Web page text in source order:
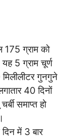
ग्राम को
5 ग्राम चूर्ण
गुनगुने
40 दिनों
समाप्त हो
में 3 बार